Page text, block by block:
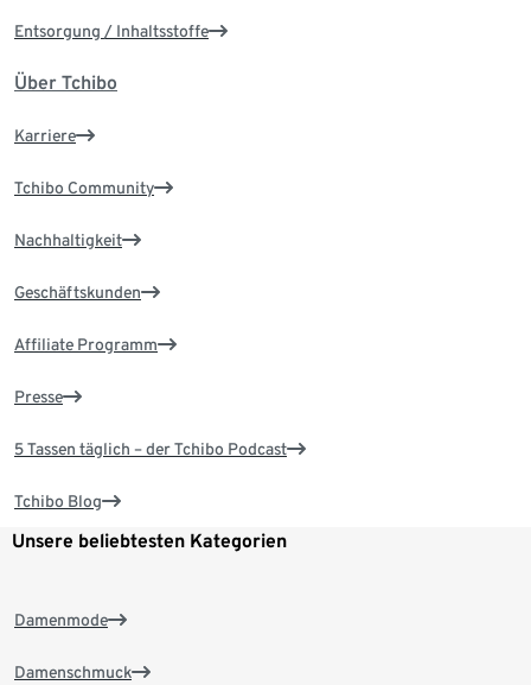
Entsorgung / Inhaltsstoffe
Über Tchibo
Karriere
Tchibo Community
Nachhaltigkeit
Geschäftskunden
Affiliate Programm
Presse
5 Tassen täglich – der Tchibo Podcast
Tchibo Blog
Unsere beliebtesten Kategorien
Damenmode
Damenschmuck